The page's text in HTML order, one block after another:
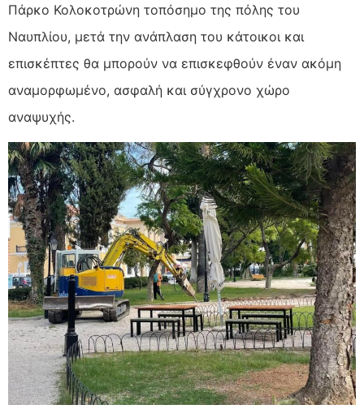
Πάρκο Κολοκοτρώνη τοπόσημο της πόλης του
Ναυπλίου, μετά την ανάπλαση του κάτοικοι και
επισκέπτες θα μπορούν να επισκεφθούν έναν ακόμη
αναμορφωμένο, ασφαλή και σύγχρονο χώρο
αναψυχής.